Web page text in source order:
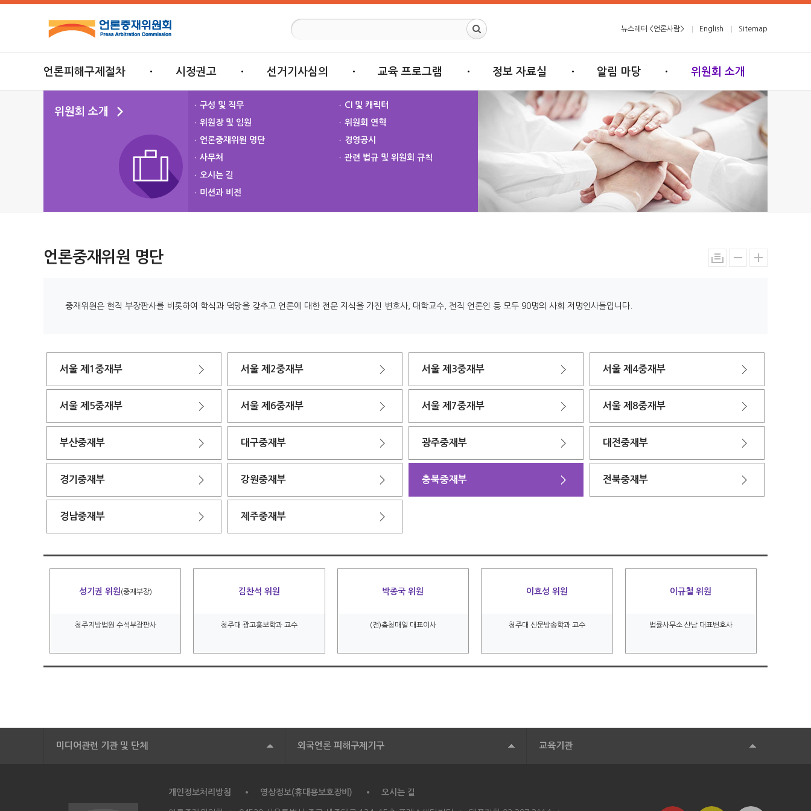
뉴스레터 <언론사람> English Sitemap
언론피해구제절차 시정권고 선거기사심의 교육 프로그램 정보 자료실 알림 마당 위원회 소개
위원회 소개
구성 및 직무
위원장 및 임원
언론중재위원 명단
사무처
오시는 길
미션과 비전
CI 및 캐릭터
위원회 연혁
경영공시
관련 법규 및 위원회 규칙
언론중재위원 명단
중재위원은 현직 부장판사를 비롯하여 학식과 덕망을 갖추고 언론에 대한 전문 지식을 가진 변호사, 대학교수, 전직 언론인 등 모두 90명의 사회 저명인사들입니다.
서울 제1중재부 서울 제2중재부 서울 제3중재부 서울 제4중재부
서울 제5중재부 서울 제6중재부 서울 제7중재부 서울 제8중재부
부산중재부 대구중재부 광주중재부 대전중재부
경기중재부 강원중재부 충북중재부 전북중재부
경남중재부 제주중재부
성기권 위원(중재부장)
청주지방법원 수석부장판사
김찬석 위원
청주대 광고홍보학과 교수
박종국 위원
(전)충청매일 대표이사
이효성 위원
청주대 신문방송학과 교수
이규철 위원
법률사무소 산남 대표변호사
미디어관련 기관 및 단체 외국언론 피해구제기구 교육기관
개인정보처리방침 영상정보(휴대용보호장비) 오시는 길